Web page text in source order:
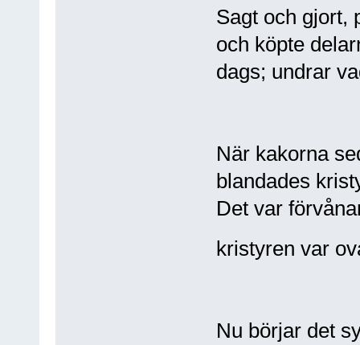
Sagt och gjort,
och köpte
dags; undrar
När kakorna
blandades
Det var
kristyren var
Nu börjar det